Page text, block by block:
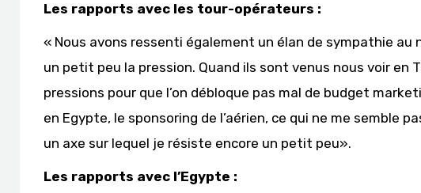
Les rapports avec les tour-opérateurs :
« Nous avons ressenti également un élan de sympathie
un petit peu la pression. Quand ils sont venus nous voir en
pressions pour que l’on débloque pas mal de budget
en Egypte, le sponsoring de l’aérien, ce qui ne me semble
un axe sur lequel je résiste encore un petit peu».
Les rapports avec l’Egypte :